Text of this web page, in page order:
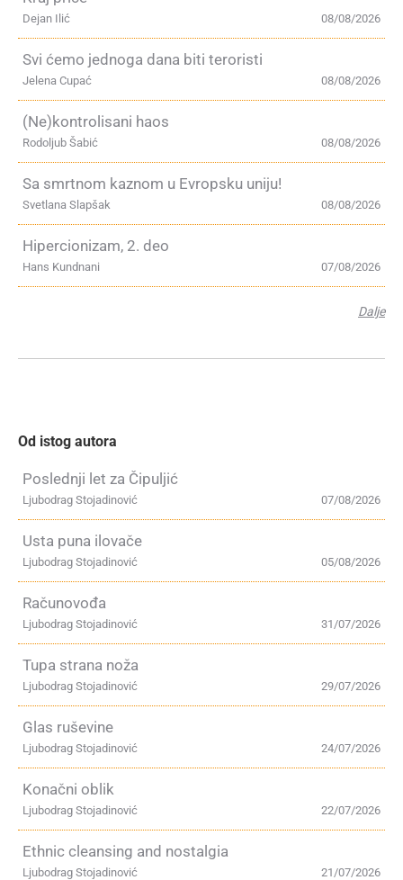
08/08/2026
Dejan Ilić
Svi ćemo jednoga dana biti teroristi
08/08/2026
Jelena Cupać
(Ne)kontrolisani haos
08/08/2026
Rodoljub Šabić
Sa smrtnom kaznom u Evropsku uniju!
08/08/2026
Svetlana Slapšak
Hipercionizam, 2. deo
07/08/2026
Hans Kundnani
Dalje
Od istog autora
Poslednji let za Čipuljić
07/08/2026
Ljubodrag Stojadinović
Usta puna ilovače
05/08/2026
Ljubodrag Stojadinović
Računovođa
31/07/2026
Ljubodrag Stojadinović
Tupa strana noža
29/07/2026
Ljubodrag Stojadinović
Glas ruševine
24/07/2026
Ljubodrag Stojadinović
Konačni oblik
22/07/2026
Ljubodrag Stojadinović
Ethnic cleansing and nostalgia
21/07/2026
Ljubodrag Stojadinović